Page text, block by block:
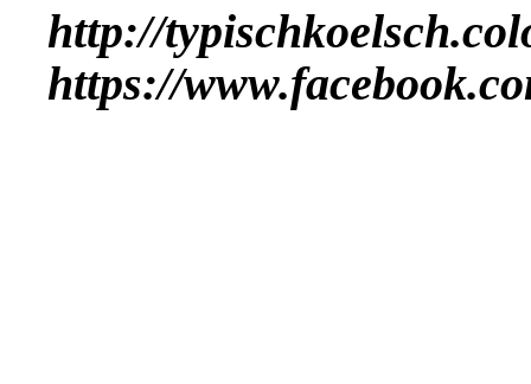
http://
https://